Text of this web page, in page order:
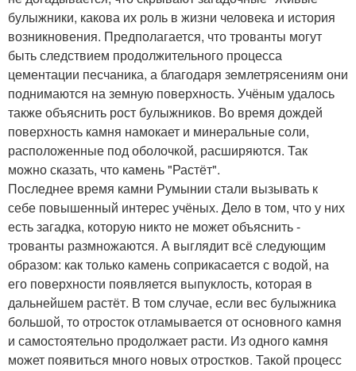
булыжники, какова их роль в жизни человека и история
возникновения. Предполагается, что трованты могут
быть следствием продолжительного процесса
цементации песчаника, а благодаря землетрясениям они
поднимаются на земную поверхность. Учёным удалось
также объяснить рост булыжников. Во время дождей
поверхность камня намокает и минеральные соли,
расположенные под оболочкой, расширяются. Так
можно сказать, что камень "Растёт".
Последнее время камни Румынии стали вызывать к
себе повышенный интерес учёных. Дело в том, что у них
есть загадка, которую никто не может объяснить -
трованты размножаются. А выглядит всё следующим
образом: как только камень соприкасается с водой, на
его поверхности появляется выпуклость, которая в
дальнейшем растёт. В том случае, если вес булыжника
большой, то отросток отламывается от основного камня
и самостоятельно продолжает расти. Из одного камня
может появиться много новых отростков. Такой процесс